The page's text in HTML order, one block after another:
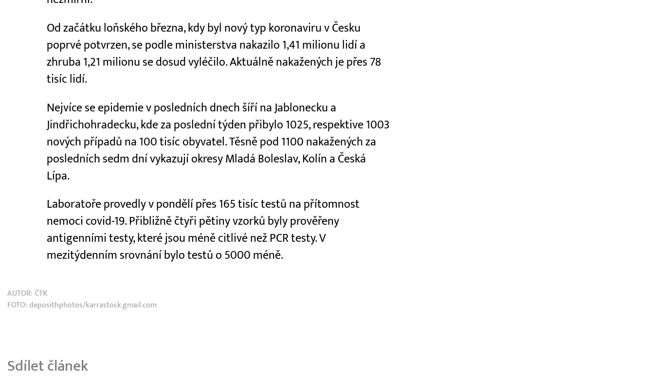
Od začátku loňského března, kdy byl nový typ koronaviru v Česku
poprvé potvrzen, se podle ministerstva nakazilo 1,41 milionu lidí a
zhruba 1,21 milionu se dosud vyléčilo. Aktuálně nakažených je přes 78
tisíc lidí.
Nejvíce se epidemie v posledních dnech šíří na Jablonecku a
Jindřichohradecku, kde za poslední týden přibylo 1025, respektive 1003
nových případů na 100 tisíc obyvatel. Těsně pod 1100 nakažených za
posledních sedm dní vykazují okresy Mladá Boleslav, Kolín a Česká
Lípa.
Laboratoře provedly v pondělí přes 165 tisíc testů na přítomnost
nemoci covid-19. Přibližně čtyři pětiny vzorků byly prověřeny
antigenními testy, které jsou méně citlivé než PCR testy. V
mezitýdenním srovnání bylo testů o 5000 méně.
AUTOR: ČTK
FOTO: deposithphotos/karrastock.gmail.com
Sdílet článek